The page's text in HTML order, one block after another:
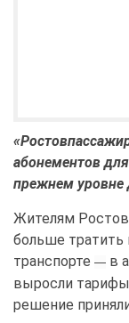
абонементов
прежнем уровне
Жителям
больше
транспорте — в
выросли
решение